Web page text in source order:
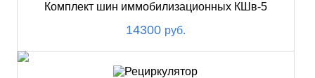
Комплект шин иммобилизационных КШв-5
14300 руб.